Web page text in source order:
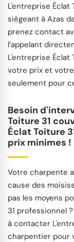
L'entreprise
siégeant à Azas
prenez contact
l’appelant
L'entreprise
votre prix et
seulement pour
Besoin
Toiture 31
Éclat Toiture
prix minimes !
Votre charpente
cause des
pas les moyens
31 professionnel
à contacter
charpentier pour